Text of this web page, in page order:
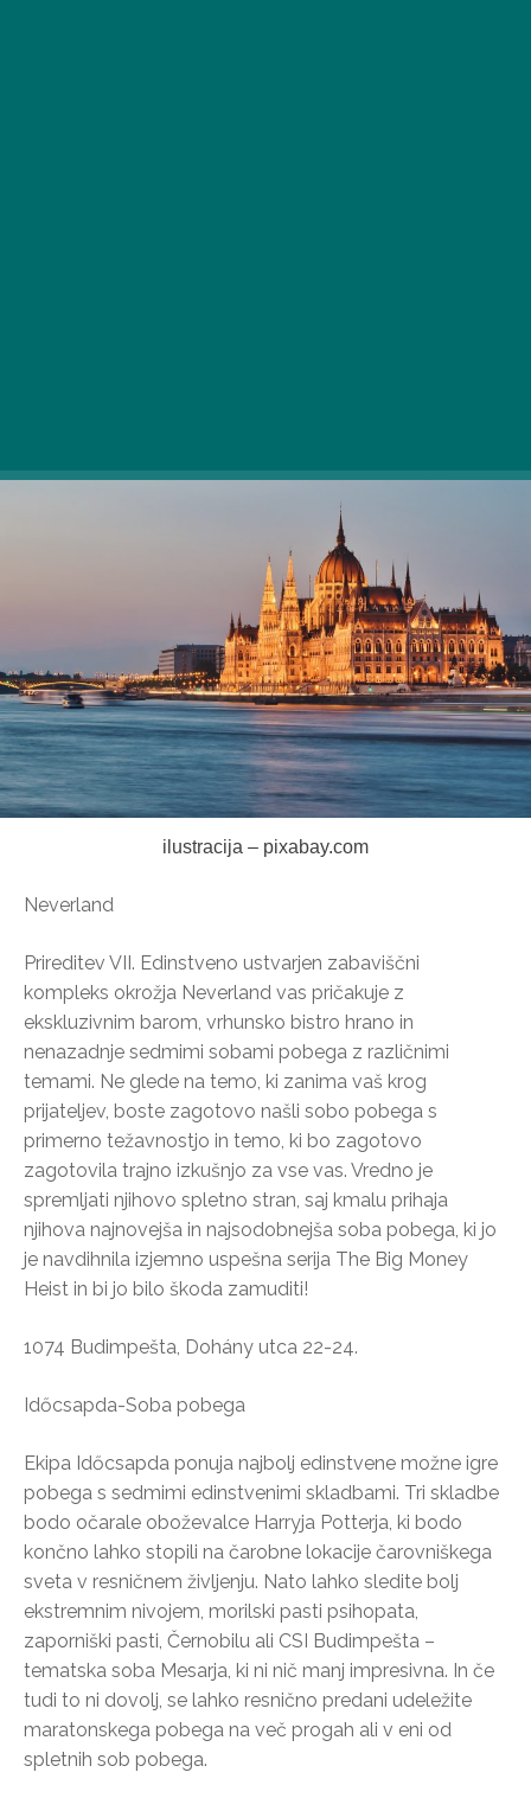
ilustracija – pixabay.com
Neverland
Prireditev VII. Edinstveno ustvarjen zabaviščni
kompleks okrožja Neverland vas pričakuje z
ekskluzivnim barom, vrhunsko bistro hrano in
nenazadnje sedmimi sobami pobega z različnimi
temami. Ne glede na temo, ki zanima vaš krog
prijateljev, boste zagotovo našli sobo pobega s
primerno težavnostjo in temo, ki bo zagotovo
zagotovila trajno izkušnjo za vse vas. Vredno je
spremljati njihovo spletno stran, saj kmalu prihaja
njihova najnovejša in najsodobnejša soba pobega, ki jo
je navdihnila izjemno uspešna serija The Big Money
Heist in bi jo bilo škoda zamuditi!
1074 Budimpešta, Dohány utca 22-24.
Időcsapda-Soba pobega
Ekipa Időcsapda ponuja najbolj edinstvene možne igre
pobega s sedmimi edinstvenimi skladbami. Tri skladbe
bodo očarale oboževalce Harryja Potterja, ki bodo
končno lahko stopili na čarobne lokacije čarovniškega
sveta v resničnem življenju. Nato lahko sledite bolj
ekstremnim nivojem, morilski pasti psihopata,
zaporniški pasti, Černobilu ali CSI Budimpešta –
tematska soba Mesarja, ki ni nič manj impresivna. In če
tudi to ni dovolj, se lahko resnično predani udeležite
maratonskega pobega na več progah ali v eni od
spletnih sob pobega.